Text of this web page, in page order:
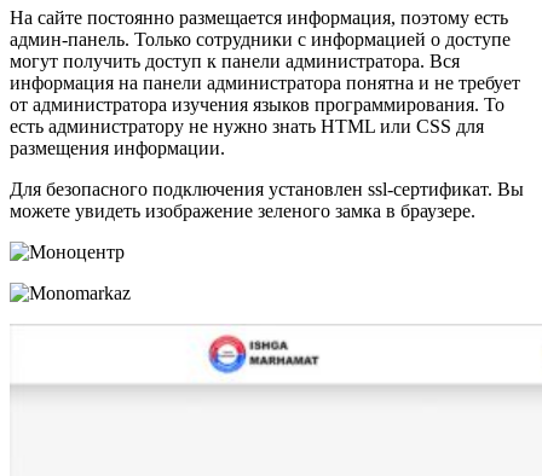
На сайте постоянно размещается информация, поэтому есть
админ-панель. Только сотрудники с информацией о доступе
могут получить доступ к панели администратора. Вся
информация на панели администратора понятна и не требует
от администратора изучения языков программирования. То
есть администратору не нужно знать HTML или CSS для
размещения информации.
Для безопасного подключения установлен ssl-сертификат. Вы
можете увидеть изображение зеленого замка в браузере.